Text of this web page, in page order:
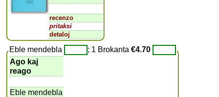
recenzo
pritaksi
detaloj
Eble mendebla ; 1 Brokanta€4.70
Ago kaj
reago
Eble mendebla